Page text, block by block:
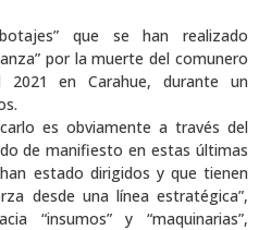
que se han realizado
por la muerte del comunero
2021 en Carahue, durante un
es obviamente a través del
de manifiesto en estas últimas
estado dirigidos y que tienen
desde una línea estratégica”,
“insumos” y “maquinarias”,